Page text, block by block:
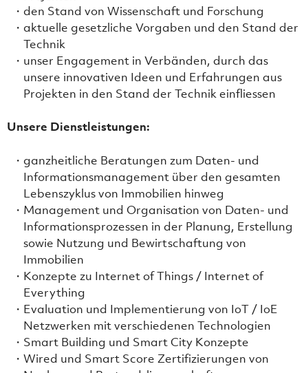
den Stand von Wissenschaft und Forschung
aktuelle gesetzliche Vorgaben und den Stand der
Technik
unser Engagement in Verbänden, durch das
unsere innovativen Ideen und Erfahrungen aus
Projekten in den Stand der Technik einfliessen
Unsere Dienstleistungen:
ganzheitliche Beratungen zum Daten- und
Informationsmanagement über den gesamten
Lebenszyklus von Immobilien hinweg
Management und Organisation von Daten- und
Informationsprozessen in der Planung, Erstellung
sowie Nutzung und Bewirtschaftung von
Immobilien
Konzepte zu Internet of Things / Internet of
Everything
Evaluation und Implementierung von IoT / IoE
Netzwerken mit verschiedenen Technologien
Smart Building und Smart City Konzepte
Wired und Smart Score Zertifizierungen von